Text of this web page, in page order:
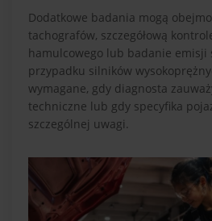
Dodatkowe badania mogą
tachografów, szczegółową
hamulcowego lub badanie emisji
przypadku silników
wymagane, gdy diagnosta
techniczne lub gdy specyfika
szczególnej uwagi.